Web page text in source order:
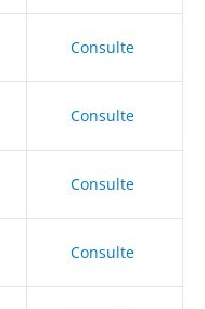
Consulte
Consulte
Consulte
Consulte